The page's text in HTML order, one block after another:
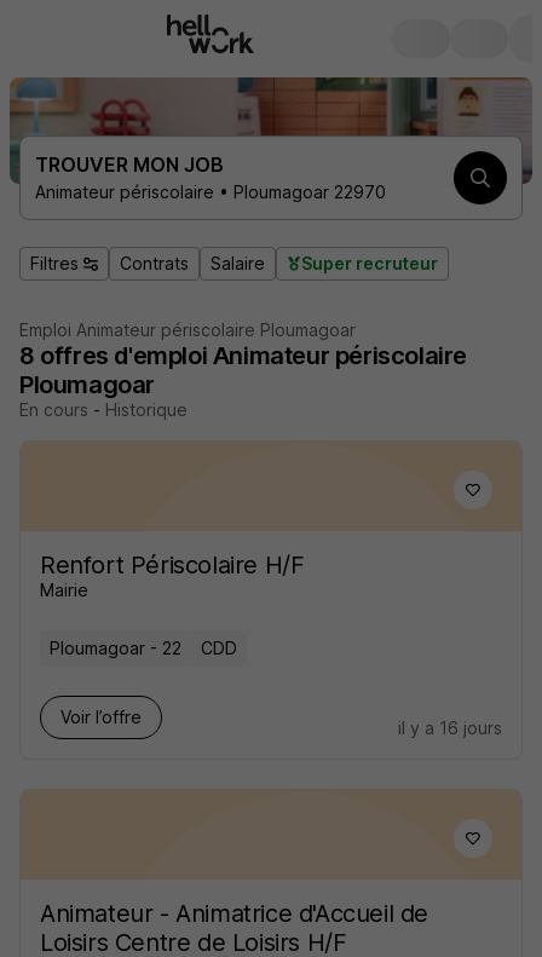
TROUVER MON JOB
Animateur périscolaire • Ploumagoar 22970
Filtres Contrats Salaire Super recruteur
Emploi Animateur périscolaire Ploumagoar
8 offres d'emploi Animateur périscolaire
Ploumagoar
En cours - Historique
Renfort Périscolaire H/F
Mairie
Ploumagoar - 22 CDD
Voir l’offre
il y a 16 jours
Animateur - Animatrice d'Accueil de
Loisirs Centre de Loisirs H/F